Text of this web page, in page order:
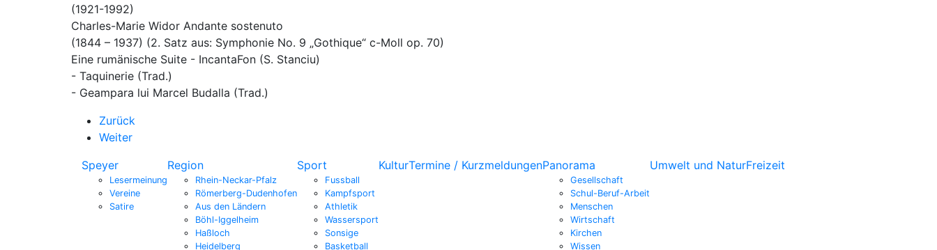
(1921-1992)
Charles-Marie Widor Andante sostenuto
(1844 – 1937) (2. Satz aus: Symphonie No. 9 „Gothique“ c-Moll op. 70)
Eine rumänische Suite - IncantaFon (S. Stanciu)
- Taquinerie (Trad.)
- Geampara lui Marcel Budalla (Trad.)
Zurück
Weiter
Speyer
Lesermeinung
Vereine
Satire
Region
Rhein-Neckar-Pfalz
Römerberg-Dudenhofen
Aus den Ländern
Böhl-Iggelheim
Haßloch
Heidelberg
Sport
Fussball
Kampfsport
Athletik
Wassersport
Sonsige
Basketball
KulturTermine / KurzmeldungenPanorama
Gesellschaft
Schul-Beruf-Arbeit
Menschen
Wirtschaft
Kirchen
Wissen
Umwelt und NaturFreizeit